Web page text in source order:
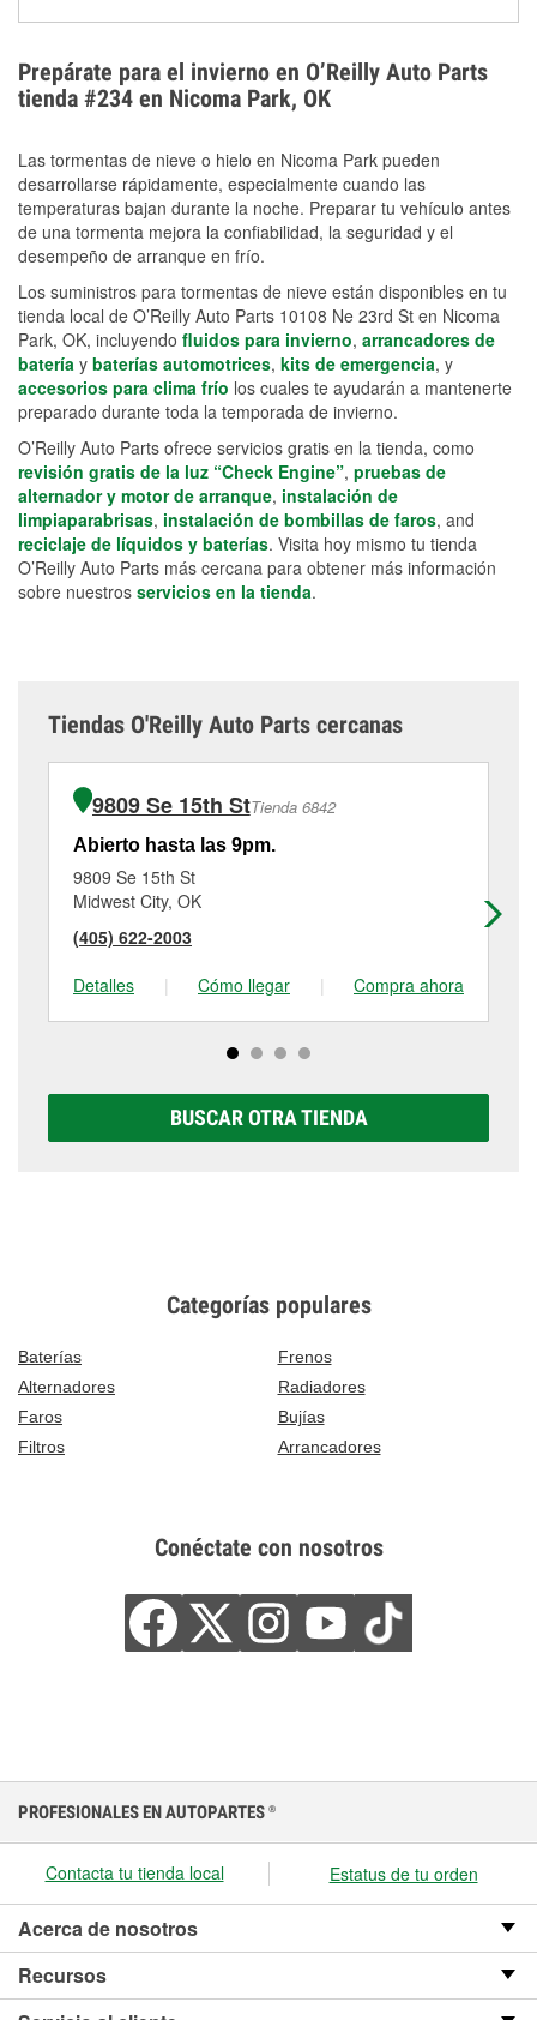
el sobrecalentamiento en condiciones de frío
extremo. Aprende cómo comprobar la protección
anticongelante en nuestra sección How-To.
Prepárate para el invierno en O’Reilly Auto Parts
tienda #234 en Nicoma Park, OK
Las tormentas de nieve o hielo en Nicoma Park pueden
desarrollarse rápidamente, especialmente cuando las
temperaturas bajan durante la noche. Preparar tu vehículo antes
de una tormenta mejora la confiabilidad, la seguridad y el
desempeño de arranque en frío.
Los suministros para tormentas de nieve están disponibles en tu
tienda local de O’Reilly Auto Parts 10108 Ne 23rd St en Nicoma
Park, OK, incluyendo fluidos para invierno, arrancadores de
batería y baterías automotrices, kits de emergencia, y
accesorios para clima frío los cuales te ayudarán a mantenerte
preparado durante toda la temporada de invierno.
O’Reilly Auto Parts ofrece servicios gratis en la tienda, como
revisión gratis de la luz “Check Engine”, pruebas de
alternador y motor de arranque, instalación de
limpiaparabrisas, instalación de bombillas de faros, and
reciclaje de líquidos y baterías. Visita hoy mismo tu tienda
O’Reilly Auto Parts más cercana para obtener más información
sobre nuestros servicios en la tienda.
Tiendas O'Reilly Auto Parts cercanas
9809 Se 15th StTienda 6842
Abierto hasta las 9pm.
9809 Se 15th St
Midwest City, OK
(405) 622-2003
Detalles
| Cómo llegar | Compra ahora
BUSCAR OTRA TIENDA
Categorías populares
Baterías
Frenos
Alternadores
Radiadores
Faros
Bujías
Filtros
Arrancadores
Conéctate con nosotros
PROFESIONALES EN AUTOPARTES ®
Contacta tu tienda local Estatus de tu orden
Acerca de nosotros
Recursos